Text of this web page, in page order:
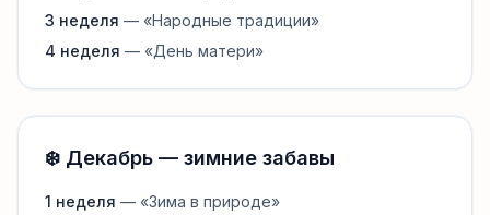
3 неделя — «Народные традиции»
4 неделя — «День матери»
❄️ Декабрь — зимние забавы
1 неделя — «Зима в природе»